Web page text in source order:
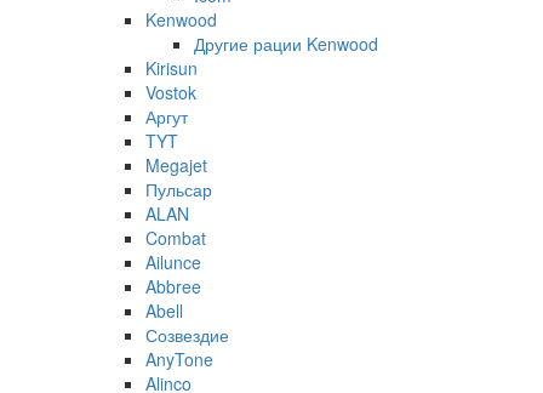
Kenwood
Другие рации Kenwood
Kirisun
Vostok
Аргут
TYT
Megajet
Пульсар
ALAN
Combat
Ailunce
Abbree
Abell
Созвездие
AnyTone
Alinco